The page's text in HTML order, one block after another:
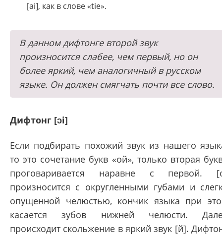
[ai], как в слове «tie».
В данном дифтонге второй звук
произносится слабее, чем первый, но он
более яркий, чем аналогичный в русском
языке. Он должен смягчать почти все слово.
Дифтонг [ɔi]
Если подбирать похожий звук из нашего
то это сочетание букв «ой», только вторая
проговаривается наравне с первой.
произносится с округленными губами и
опущенной челюстью, кончик языка при
касается зубов нижней челюсти.
происходит скольжение в яркий звук [й].